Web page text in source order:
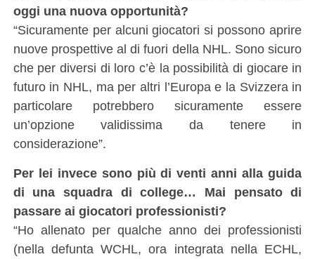
oggi una nuova opportunità?
“Sicuramente per alcuni giocatori si possono aprire
nuove prospettive al di fuori della NHL. Sono sicuro
che per diversi di loro c’è la possibilità di giocare in
futuro in NHL, ma per altri l’Europa e la Svizzera in
particolare potrebbero sicuramente essere
un’opzione validissima da tenere in
considerazione”.
Per lei invece sono più di venti anni alla guida
di una squadra di college… Mai pensato di
passare ai giocatori professionisti?
“Ho allenato per qualche anno dei professionisti
(nella defunta WCHL, ora integrata nella ECHL,